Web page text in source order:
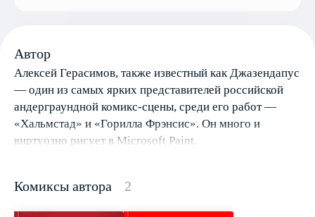
Автор
Алексей Герасимов, также известный как Джазендапус
— один из самых ярких представителей российской
андерграундной комикс-сцены, среди его работ —
«Хальмстад» и «Горилла Фрэнсис». Он много и
виртуозно рисует в Microsoft Paint.
Комиксы автора 2